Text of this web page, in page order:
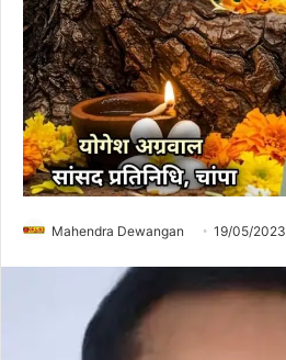
Mahendra Dewangan 19/05/2023